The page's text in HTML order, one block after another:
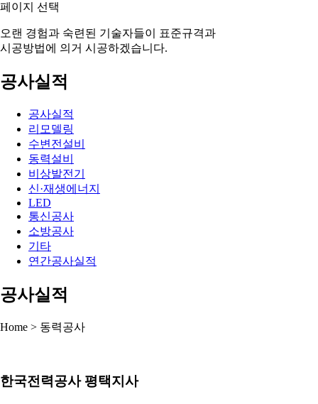
페이지 선택
오랜 경험과 숙련된 기술자들이 표준규격과
시공방법에 의거 시공하겠습니다.
공사실적
공사실적
리모델링
수변전설비
동력설비
비상발전기
신·재생에너지
LED
통신공사
소방공사
기타
연간공사실적
공사실적
Home > 동력공사
한국전력공사 평택지사